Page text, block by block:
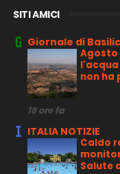
SITI AMICI
Giornale di
Agosto
non ha
18 ore fa
ITALIA NOTIZIE
Caldo
Salute